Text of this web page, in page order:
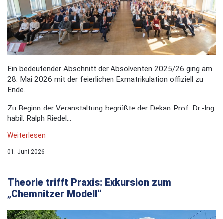
Ein bedeutender Abschnitt der Absolventen 2025/26 ging am
28. Mai 2026 mit der feierlichen Exmatrikulation offiziell zu
Ende.
Zu Beginn der Veranstaltung begrüßte der Dekan Prof. Dr.-Ing.
habil. Ralph Riedel...
Weiterlesen
01. Juni 2026
Theorie trifft Praxis: Exkursion zum
„Chemnitzer Modell“